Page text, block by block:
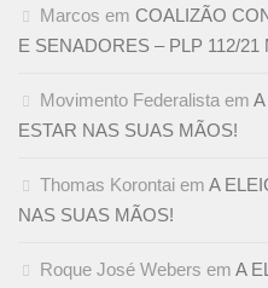
Marcos em COALIZÃO
E SENADORES – PLP 112/
Movimento Federalista em
ESTAR NAS SUAS MÃOS!
Thomas Korontai em A
NAS SUAS MÃOS!
Roque José Webers em A